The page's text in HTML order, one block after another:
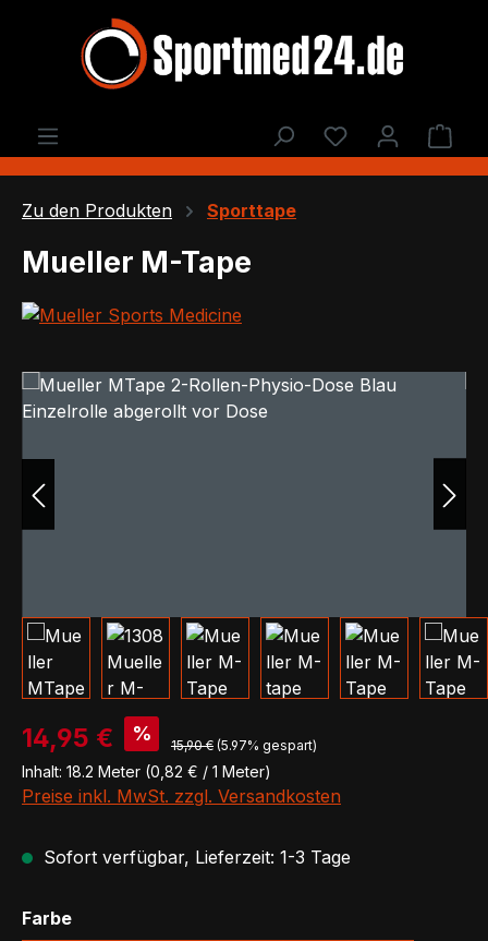
Zum Hauptinhalt springen
Du hast 0
Zu den Produkten Sporttape
Mueller M-Tape
Bildergalerie überspringen
Verkaufspreis:
14,95 € % Regulärer Preis:
15,90 € (5.97% gespart)
Inhalt: 18.2 Meter (0,82 € / 1 Meter)
Preise inkl. MwSt. zzgl. Versandkosten
Sofort verfügbar, Lieferzeit: 1-3 Tage
Farbeauswählen